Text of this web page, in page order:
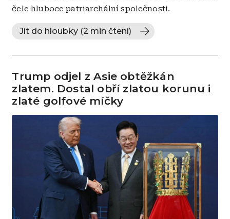
čele hluboce patriarchální společnosti.
Jít do hloubky (2 min čtení)
Trump odjel z Asie obtěžkán
zlatem. Dostal obří zlatou korunu i
zlaté golfové míčky